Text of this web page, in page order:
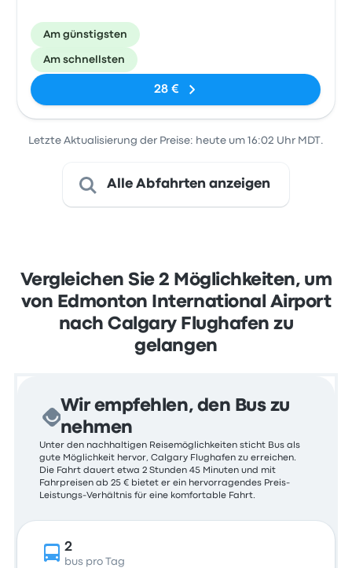
Am günstigsten
Am schnellsten
28 €
Letzte Aktualisierung der Preise: heute um 16:02 Uhr MDT.
Alle Abfahrten anzeigen
Vergleichen Sie 2 Möglichkeiten, um
von Edmonton International Airport
nach Calgary Flughafen zu
gelangen
Wir empfehlen, den Bus zu
nehmen
Unter den nachhaltigen Reisemöglichkeiten sticht Bus als
gute Möglichkeit hervor, Calgary Flughafen zu erreichen.
Die Fahrt dauert etwa 2 Stunden 45 Minuten und mit
Fahrpreisen ab 25 € bietet er ein hervorragendes Preis-
Leistungs-Verhältnis für eine komfortable Fahrt.
2
bus pro Tag